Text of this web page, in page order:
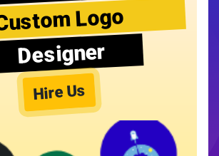
Logo
Designer
Hire Us